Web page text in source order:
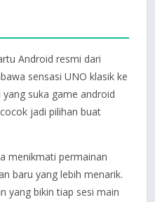
Android resmi dari
sensasi UNO klasik ke
suka game android
jadi pilihan buat
menikmati permainan
baru yang lebih menarik.
yang bikin tiap sesi main